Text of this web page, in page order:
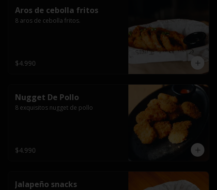
Aros de cebolla fritos
8 aros de cebolla fritos.
$4.990
Nugget De Pollo
8 exquisitos nugget de pollo
$4.990
Jalapeño snacks